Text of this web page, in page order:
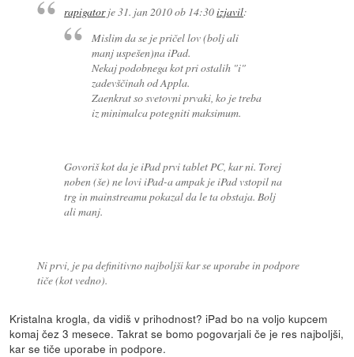
rapigatorje31. jan 2010 ob 14:30izjavil:
Mislim da se je pričel lov (bolj ali
manj uspešen)na iPad.
Nekaj podobnega kot pri ostalih "i"
zadevščinah od Appla.
Zaenkrat so svetovni prvaki, ko je treba
iz minimalca potegniti maksimum.
Govoriš kot da je iPad prvi tablet PC, kar ni. Torej
noben (še) ne lovi iPad-a ampak je iPad vstopil na
trg in mainstreamu pokazal da le ta obstaja. Bolj
ali manj.
Ni prvi, je pa definitivno najboljši kar se uporabe in podpore
tiče (kot vedno).
Kristalna krogla, da vidiš v prihodnost? iPad bo na voljo kupcem
komaj čez 3 mesece. Takrat se bomo pogovarjali če je res najboljši,
kar se tiče uporabe in podpore.